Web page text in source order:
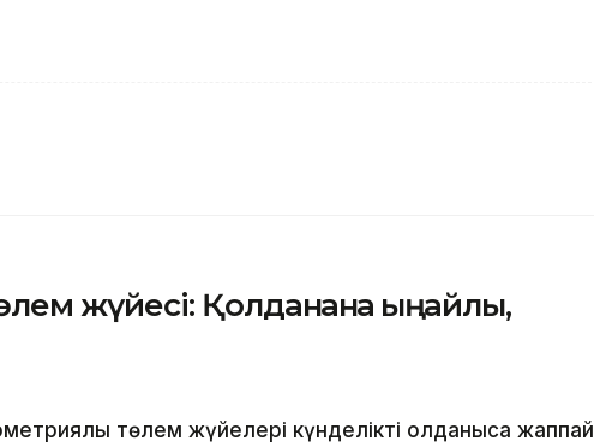
жүйесі: Қолданғанға ыңғайлы,
төлем жүйелері күнделікті қолданысқа жаппай